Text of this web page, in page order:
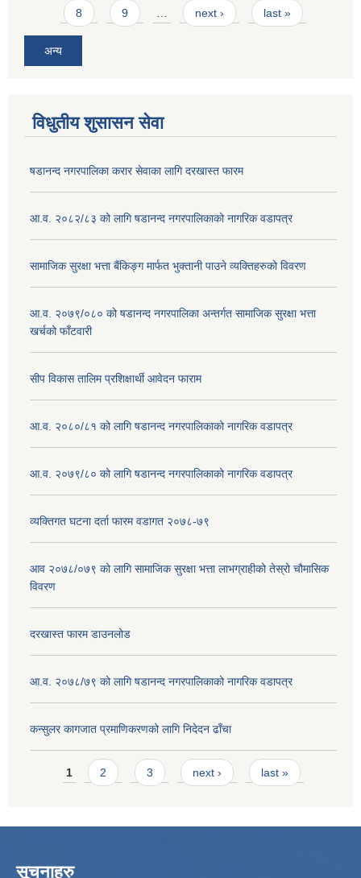
8 9 … next › last »
अन्य
विधुतीय शुसासन सेवा
षडानन्द नगरपालिका करार सेवाका लागि दरखास्त फारम
आ.व. २०८२/८३ को लागि षडानन्द नगरपालिकाको नागरिक वडापत्र
सामाजिक सुरक्षा भत्ता बैंकिङ्ग मार्फत भुक्तानी पाउने व्यक्तिहरुको विवरण
आ.व. २०७९/०८० को षडानन्द नगरपालिका अन्तर्गत सामाजिक सुरक्षा भत्ता
खर्चको फाँटवारी
सीप विकास तालिम प्रशिक्षार्थी आवेदन फाराम
आ.व. २०८०/८१ को लागि षडानन्द नगरपालिकाको नागरिक वडापत्र
आ.व. २०७९/८० को लागि षडानन्द नगरपालिकाको नागरिक वडापत्र
व्यक्तिगत घटना दर्ता फारम वडागत २०७८-७९
आव २०७८/०७९ को लागि सामाजिक सुरक्षा भत्ता लाभग्राहीको तेस्रो चौमासिक
विवरण
दरखास्त फारम डाउनलोड
आ.व. २०७८/७९ को लागि षडानन्द नगरपालिकाको नागरिक वडापत्र
कन्सुलर कागजात प्रमाणिकरणको लागि निदेदन ढाँचा
Pages
1 2 3 next › last »
सूचनाहरु